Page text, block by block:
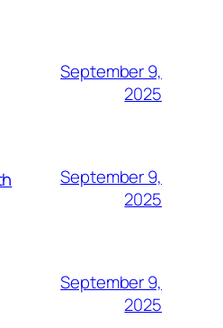
September 9,
2025
September 9,
2025
September 9,
2025